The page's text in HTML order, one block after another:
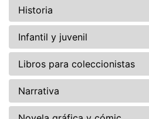
Historia
Infantil y juvenil
Libros para coleccionistas
Narrativa